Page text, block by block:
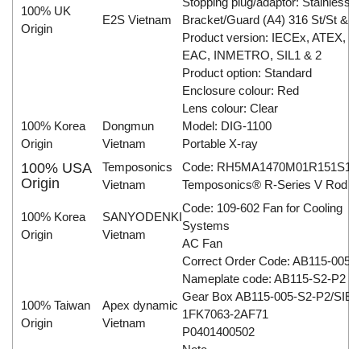
100% UK
Origin
E2S Vietnam
Bracket/Guard (A4) 316 St/St &
Product version: IECEx, ATEX,
EAC, INMETRO, SIL1 & 2
Product option: Standard
Enclosure colour: Red
Lens colour: Clear
100% Korea
Origin
Dongmun
Vietnam
Model: DIG-1100
Portable X-ray
100% USA
Origin
Temposonics
Vietnam
Code:
Temposonics® R-Series V Rod
100% Korea
Origin
SANYODENKI
Vietnam
Code: 109-602 Fan for Cooling
Systems
AC Fan
100% Taiwan
Origin
Apex dynamic
Vietnam
Correct Order Code: AB115-005-
Nameplate code: AB115-S2-P2
Gear Box AB115-005-S2-P2/
1FK7063-2AF71
P0401400502